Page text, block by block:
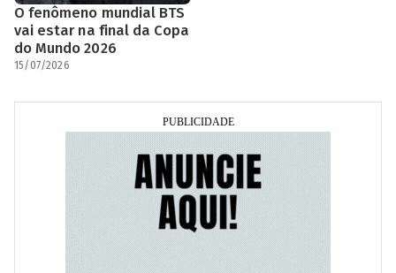
O fenômeno mundial BTS
vai estar na final da Copa
do Mundo 2026
15/07/2026